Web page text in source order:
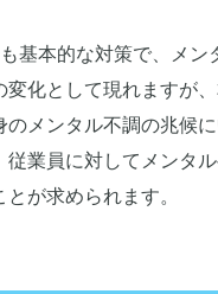
基本的な対策で、メ
化として現れますが
メンタル不調の兆候
業員に対してメンタ
が求められます。